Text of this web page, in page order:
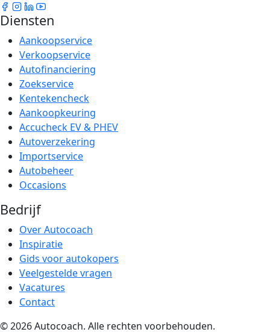
Diensten
Aankoopservice
Verkoopservice
Autofinanciering
Zoekservice
Kentekencheck
Aankoopkeuring
Accucheck EV & PHEV
Autoverzekering
Importservice
Autobeheer
Occasions
Bedrijf
Over Autocoach
Inspiratie
Gids voor autokopers
Veelgestelde vragen
Vacatures
Contact
© 2026 Autocoach. Alle rechten voorbehouden.